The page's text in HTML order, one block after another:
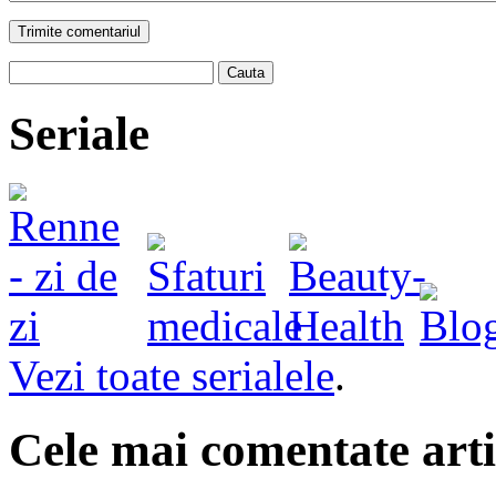
Trimite comentariul
Cauta
Seriale
Vezi toate serialele.
Cele mai comentate